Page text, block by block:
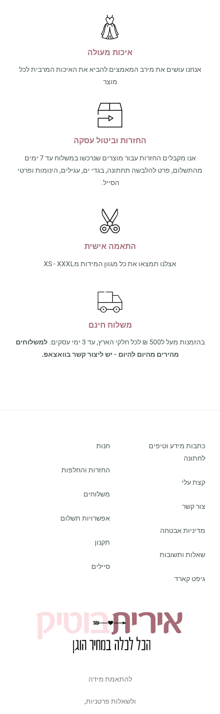
איכות מעולה
אנחנו עושים את מירב המאמצים להביא את האיכות המרבית לכל
מוצר
החזרות וביטול עסקה
אנו מקבלים החזרות עבור מוצרים שנרכשו במשלוח עד 7 ימים
מהתשלום, פרט להלבשה תחתונה, בגדי ים, עגילים, הינומות ופרטי
הסייל.
התאמה אישית
אצלנו תמצאו את כל מגוון המידות מXS - XXXL
משלוח חינם
בהזמנות מעל ל500 ₪ לכל חלקי הארץ, עד 3 ימי עסקים.
למשלוחים
מהירים מהיום להיום - יש ליצור קשר בוואצאפ.
כתבות מידע וטיפים
לחתונה
קצת עלי
צור קשר
מדיניות אבטחה
שאלות ותשובות
גיפט קארד
חנות
החזרות והחלפות
משלוחים
אפשרויות תשלום
תקנון
סיילים
להתאמת מידה
ולשאלות פרטניות,